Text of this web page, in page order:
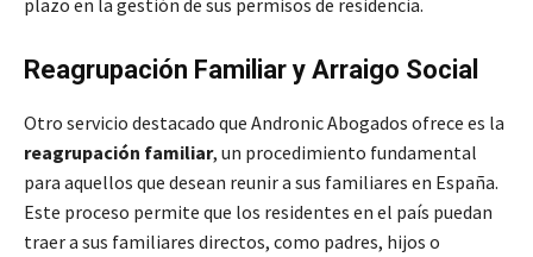
Reagrupación Familiar y Arraigo Social
Otro servicio destacado que Andronic Abogados ofrece es la
reagrupación familiar, un procedimiento fundamental
para aquellos que desean reunir a sus familiares en España.
Este proceso permite que los residentes en el país puedan
traer a sus familiares directos, como padres, hijos o